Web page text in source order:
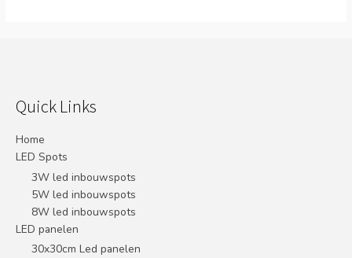
Quick Links
Home
LED Spots
3W led inbouwspots
5W led inbouwspots
8W led inbouwspots
LED panelen
30x30cm Led panelen